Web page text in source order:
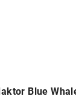
Blue